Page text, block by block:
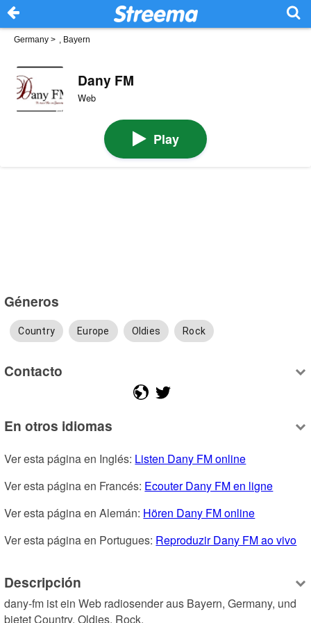
Germany > , Bayern
Dany FM
Web
Play
Géneros
Country Europe Oldies Rock
Contacto
En otros idiomas
Ver esta página en Inglés: Listen Dany FM online
Ver esta página en Francés: Ecouter Dany FM en ligne
Ver esta página en Alemán: Hören Dany FM online
Ver esta página en Portugues: Reproduzir Dany FM ao vivo
Descripción
dany-fm ist ein Web radiosender aus Bayern, Germany, und
bietet Country, Oldies, Rock.